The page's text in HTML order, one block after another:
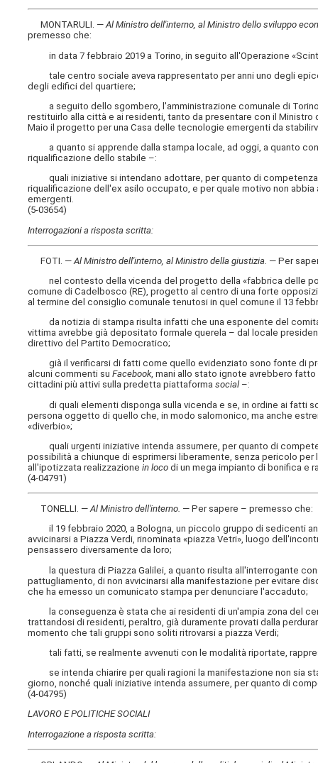
MONTARULI. —Al Ministro dell'interno, al Ministro dello sviluppo
premesso che:
in data 7 febbraio 2019 a Torino, in seguito all'Operazione
tale centro sociale aveva rappresentato per anni uno degli
degli edifici del quartiere;
a seguito dello sgombero, l'amministrazione comunale di
restituirlo alla città e ai residenti, tanto da presentare con il
Maio il progetto per una Casa delle tecnologie emergenti da
a quanto si apprende dalla stampa locale, ad oggi, a quanto
riqualificazione dello stabile –:
quali iniziative si intendano adottare, per quanto di
riqualificazione dell'ex asilo occupato, e per quale motivo non
emergenti.
(5-03654)
Interrogazioni a risposta scritta:
FOTI. —Al Ministro dell'interno, al Ministro della giustizia — Per
nel contesto della vicenda del progetto della «fabbrica delle
comune di Cadelbosco (RE), progetto al centro di una forte
al termine del consiglio comunale tenutosi in quel comune il 13
da notizia di stampa risulta infatti che una esponente del
vittima avrebbe già depositato formale querela – dal locale
direttivo del Partito Democratico;
già il verificarsi di fatti come quello evidenziato sono fonte di
alcuni commenti suFacebook, mani allo stato ignote avrebbero
cittadini più attivi sulla predetta piattaformasocial –:
di quali elementi disponga sulla vicenda e se, in ordine ai fatti
persona oggetto di quello che, in modo salomonico, ma anche
«diverbio»;
quali urgenti iniziative intenda assumere, per quanto di
possibilità a chiunque di esprimersi liberamente, senza pericolo
all'ipotizzata realizzazionein loco di un mega impianto di bonifica e
(4-04791)
TONELLI. —Al Ministro dell'interno. — Per sapere – premesso che:
il 19 febbraio 2020, a Bologna, un piccolo gruppo di sedicenti
avvicinarsi a Piazza Verdi, rinominata «piazza Vetri», luogo
pensassero diversamente da loro;
la questura di Piazza Galilei, a quanto risulta all'interrogante
pattugliamento, di non avvicinarsi alla manifestazione per evitare
che ha emesso un comunicato stampa per denunciare l'accaduto;
la conseguenza è stata che ai residenti di un'ampia zona del
trattandosi di residenti, peraltro, già duramente provati dalla
momento che tali gruppi sono soliti ritrovarsi a piazza Verdi;
tali fatti, se realmente avvenuti con le modalità riportate,
se intenda chiarire per quali ragioni la manifestazione non sia
giorno, nonché quali iniziative intenda assumere, per quanto di
(4-04795)
LAVORO E POLITICHE SOCIALI
Interrogazione a risposta scritta: